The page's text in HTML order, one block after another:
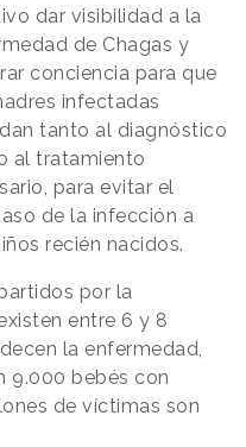
dar visibilidad a la
de Chagas y
conciencia para que
infectadas
tanto al diagnóstico
al tratamiento
para evitar el
de la infección a
recién nacidos.
por la
entre 6 y 8
la enfermedad,
9.000 bebés con
de víctimas son